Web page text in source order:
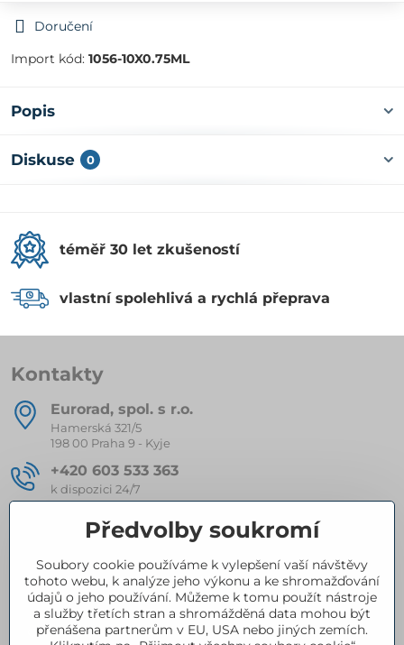
Doručení
Import kód: 1056-10X0.75ML
Popis
Diskuse 0
téměř 30 let zkušeností
vlastní spolehlivá a rychlá přeprava
Kontakty
Eurorad, spol​. s r​.o​.
Hamerská 321/5
198 00 Praha 9 - Kyje
+420 603 533 363
k dispozici 24/7
eurorad​@seznam​.cz
Kompletní nabídka produktů
Certifikace
Předvolby soukromí
Soubory cookie používáme k vylepšení vaší návštěvy
tohoto webu, k analýze jeho výkonu a ke shromažďování
údajů o jeho používání. Můžeme k tomu použít nástroje
a služby třetích stran a shromážděná data mohou být
přenášena partnerům v EU, USA nebo jiných zemích.